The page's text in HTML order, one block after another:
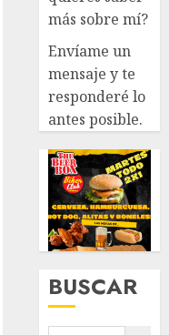
más sobre mí?
Envíame un
mensaje y te
responderé lo
antes posible.
BUSCAR